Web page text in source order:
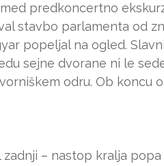
predkoncertno
stavbo parlamenta od
popeljal na ogled.
sejne dvorane ni le
odru. Ob koncu
– nastop kralja popa